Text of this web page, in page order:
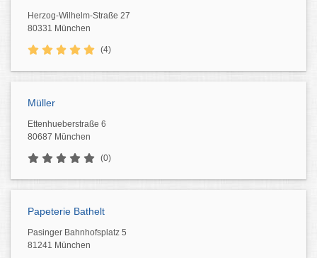
Herzog-Wilhelm-Straße 27
80331 München
(4)
Müller
Ettenhueberstraße 6
80687 München
(0)
Papeterie Bathelt
Pasinger Bahnhofsplatz 5
81241 München